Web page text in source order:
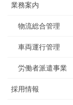
業務案内
物流総合管理
車両運行管理
労働者派遣事業
採用情報